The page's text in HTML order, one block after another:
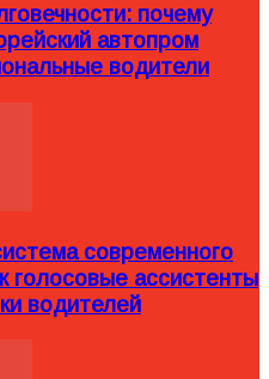
почему
автопром
водители
современного
голосовые ассистенты
водителей